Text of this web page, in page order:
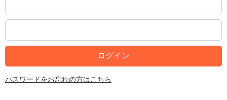
パスワードをお忘れの方はこちら